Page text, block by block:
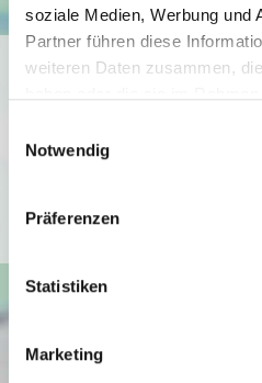
soziale Medien, Werbung und
Partner führen diese
weiteren Daten zusammen,
Notwendig
Präferenzen
Statistiken
Marketing
Ich bin damit einverstanden,
angezeigt
(https://